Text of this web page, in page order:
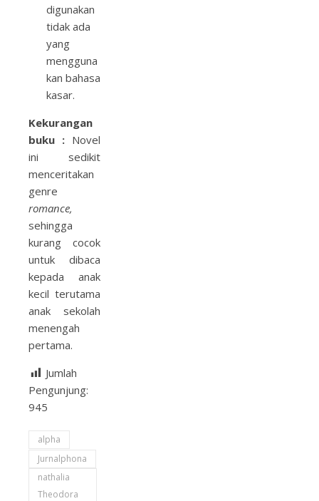
digunakan
tidak ada
yang
mengguna
kan bahasa
kasar.
Kekurangan
buku : Novel
ini sedikit
menceritakan
genre
romance,
sehingga
kurang cocok
untuk dibaca
kepada anak
kecil terutama
anak sekolah
menengah
pertama.
Jumlah
Pengunjung:
945
alpha
Jurnalphona
nathalia
Theodora